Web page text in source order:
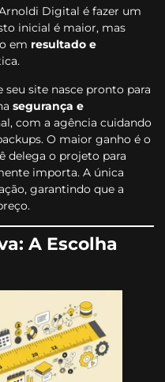
Digital é fazer um
inicial é maior, mas
em resultado e
seu site nasce pronto para
segurança e
com a agência cuidando
O maior ganho é o
delega o projeto para
importa. A única
garantindo que a
A Escolha